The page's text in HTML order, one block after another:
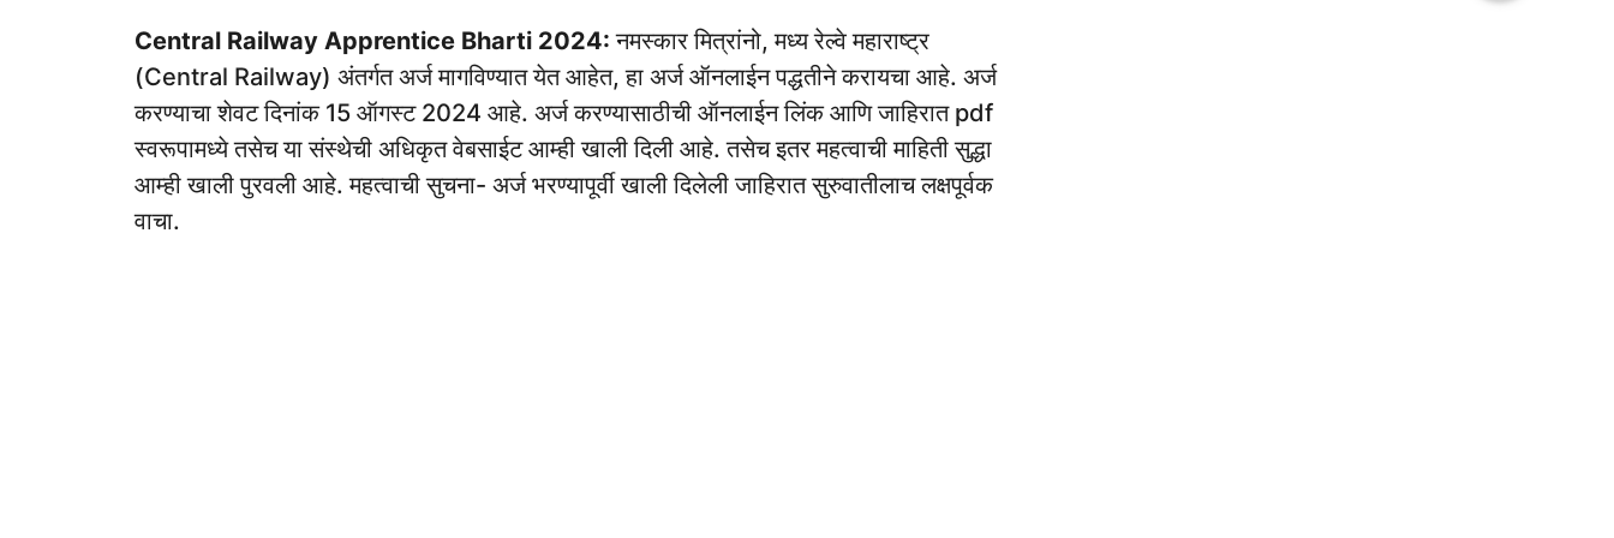
Central Railway Apprentice Bharti 2024: नमस्कार मित्रांनो, मध्य रेल्वे महाराष्ट्र
(Central Railway) अंतर्गत अर्ज मागविण्यात येत आहेत, हा अर्ज ऑनलाईन पद्धतीने करायचा आहे. अर्ज
करण्याचा शेवट दिनांक 15 ऑगस्ट 2024 आहे. अर्ज करण्यासाठीची ऑनलाईन लिंक आणि जाहिरात pdf
स्वरूपामध्ये तसेच या संस्थेची अधिकृत वेबसाईट आम्ही खाली दिली आहे. तसेच इतर महत्वाची माहिती सुद्धा
आम्ही खाली पुरवली आहे. महत्वाची सुचना- अर्ज भरण्यापूर्वी खाली दिलेली जाहिरात सुरुवातीलाच लक्षपूर्वक
वाचा.